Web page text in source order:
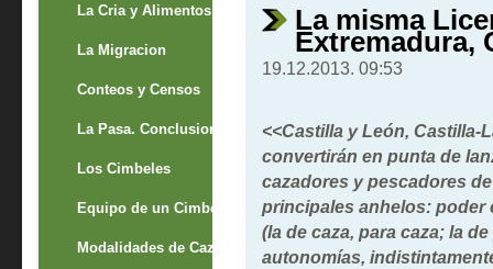
La Cria y Alimentos
La Migracion
Conteos y Censos
La Pasa. Conclusion
Los Cimbeles
Equipo de un Cimbelero
Modalidades de Caza
La misma
Extremadura,
19.12.2013. 09:53
<<Castilla y León, Castilla-
convertirán en punta de
cazadores y pescadores
principales anhelos: poder
(la de caza, para caza; la
autonomías,